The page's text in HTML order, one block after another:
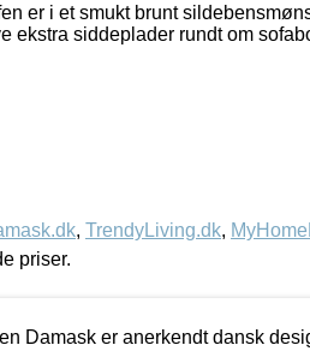
er i et smukt brunt
ekstra siddeplader rundt om
, TrendyLiving.dk,
priser.
Damask er anerkendt dansk